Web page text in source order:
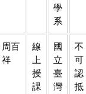
學
系
周百
祥
線
上
授
課
國
立
臺
灣
不
可
認
抵